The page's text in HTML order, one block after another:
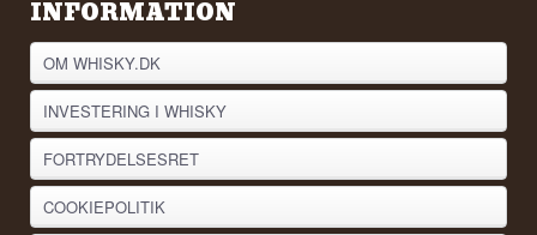
INFORMATION
OM WHISKY.DK
INVESTERING I WHISKY
FORTRYDELSESRET
COOKIEPOLITIK